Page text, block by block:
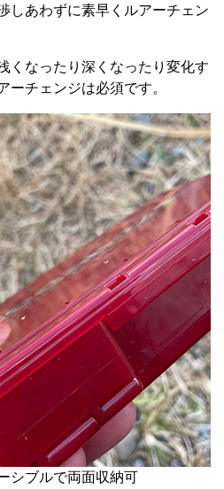
しあわずに素早くルアーチェン
くなったり深くなったり変化す
ーチェンジは必須です。
シブルで両面収納可